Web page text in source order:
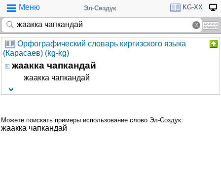
Меню Эл-Сөздүк KG-XX
Орфографический словарь киргизского языка
(Карасаев) (kg-kg)
жаакка чапкандай
жаакка чапкандай
Можете поискать примеры использование слово Эл-Создук:
жаакка чапкандай